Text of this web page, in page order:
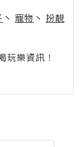
丶 寵物 丶 扮靚
樂資訊！